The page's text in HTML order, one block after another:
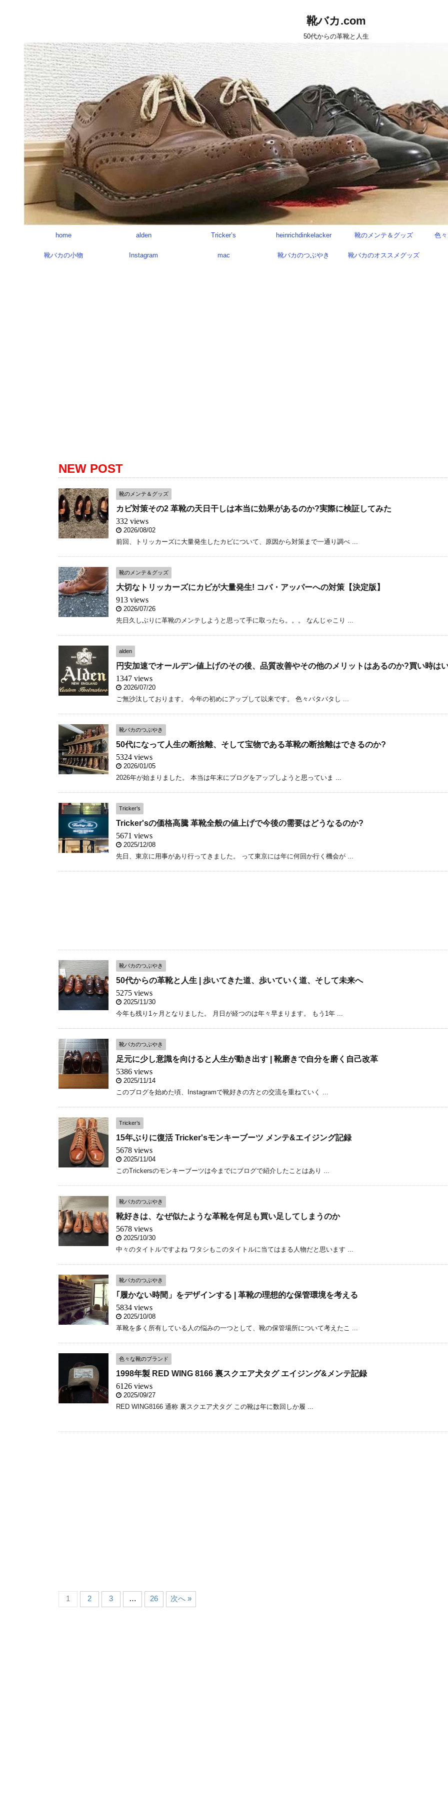
靴バカ.com
50代からの革靴と人生
home alden Tricker’s heinrichdinkelacker 靴のメンテ＆グッズ 色
靴バカの小物 Instagram mac 靴バカのつぶやき 靴バカのオススメグッズ
NEW POST
靴のメンテ＆グッズ
カビ対策その2 革靴の天日干しは本当に効果があるのか?実際に検証してみた
332 views
2026/08/02
前回、トリッカーズに大量発生したカビについて、原因から対策まで一通り調べ ...
靴のメンテ＆グッズ
大切なトリッカーズにカビが大量発生! コバ・アッパーへの対策【決定版】
913 views
2026/07/26
先日久しぶりに革靴のメンテしようと思って手に取ったら。。。 なんじゃこり ...
alden
円安加速でオールデン値上げのその後、品質改善やその他のメリットはあるのか?買い時は
1347 views
2026/07/20
ご無沙汰しております。 今年の初めにアップして以来です。 色々バタバタし ...
靴バカのつぶやき
50代になって人生の断捨離、そして宝物である革靴の断捨離はできるのか?
5324 views
2026/01/05
2026年が始まりました。 本当は年末にブログをアップしようと思っていま ...
Tricker’s
Tricker'sの価格高騰 革靴全般の値上げで今後の需要はどうなるのか?
5671 views
2025/12/08
先日、東京に用事があり行ってきました。 って東京には年に何回か行く機会が ...
靴バカのつぶやき
50代からの革靴と人生 | 歩いてきた道、歩いていく道、そして未来へ
5275 views
2025/11/30
今年も残り1ヶ月となりました。 月日が経つのは年々早まります。 もう1年 ...
靴バカのつぶやき
足元に少し意識を向けると人生が動き出す | 靴磨きで自分を磨く自己改革
5386 views
2025/11/14
このブログを始めた頃、Instagramで靴好きの方との交流を重ねていく ...
Tricker’s
15年ぶりに復活 Tricker'sモンキーブーツ メンテ&エイジング記録
5678 views
2025/11/04
このTrickersのモンキーブーツは今までにブログで紹介したことはあり ...
靴バカのつぶやき
靴好きは、なぜ似たような革靴を何足も買い足してしまうのか
5678 views
2025/10/30
中々のタイトルですよね ワタシもこのタイトルに当てはまる人物だと思います ...
靴バカのつぶやき
｢履かない時間」をデザインする | 革靴の理想的な保管環境を考える
5834 views
2025/10/08
革靴を多く所有している人の悩みの一つとして、靴の保管場所について考えたこ ...
色々な靴のブランド
1998年製 RED WING 8166 裏スクエア犬タグ エイジング&メンテ記録
6126 views
2025/09/27
RED WING8166 通称 裏スクエア犬タグ この靴は年に数回しか履 ...
1 2 3 … 26 次へ »